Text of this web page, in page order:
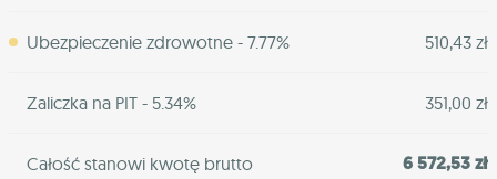
Ubezpieczenie zdrowotne - 7.77% 510,43 zł
Zaliczka na PIT - 5.34% 351,00 zł
Całość stanowi kwotę brutto 6 572,53 zł